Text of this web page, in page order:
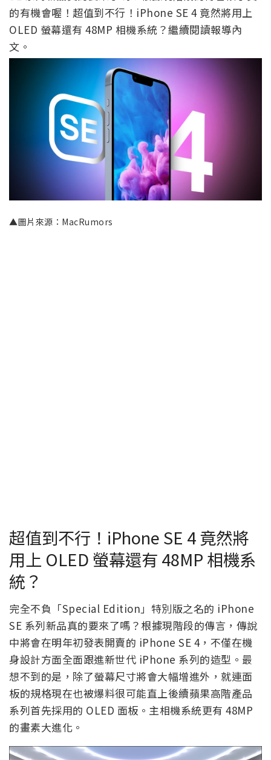
的有機會喔！超值到不行！iPhone SE 4 竟然將用上
OLED 螢幕還有 48MP 相機系統？繼續閱讀報導內
文。
▲圖片來源：MacRumors
超值到不行！iPhone SE 4 竟然將
用上 OLED 螢幕還有 48MP 相機系
統？
完全不負「Special Edition」特別版之名的 iPhone
SE 系列新品真的要來了嗎？根據現階段的傳言，傳說
中將會在明年初發表開賣的 iPhone SE 4，不僅在機
身設計方面全面跟進新世代 iPhone 系列的造型。最
想不到的是，除了螢幕尺寸將會大幅增進外，就連面
板的規格現在也被爆料很可能直上後續蘋果高階產品
系列首先採用的 OLED 面板。主相機系統更有 48MP
的畫素大進化。